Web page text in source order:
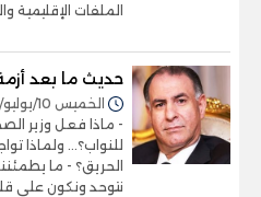
الملفات الإقليمية
حديث ما بعد
الخميس 10/يوليو/2025 - 03:44 م
- ماذا فعل وزير
للنواب؟... ولماذا
الحريق؟ - ما
نتوحد ونكون على